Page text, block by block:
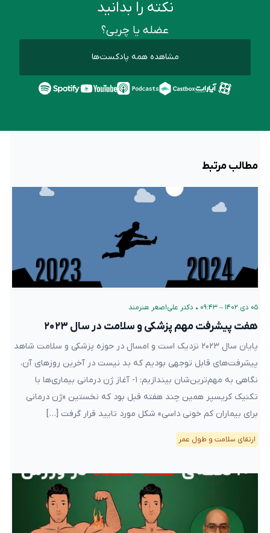
نکته را بدانید
عضله یا چربی؟
مشاهده همه پادکست‌ها
مطالب مرتبط
۰۵ دی ۱۴۰۲ – ۰۹:۴۳ • دکتر علی‌اصغر هنرمند
هفت پیشرفت مهم پزشکی و سلامت در سال ۲۰۲۳
پایان سال ۲۰۲۳ نزدیک است و امسال در حوزه پزشکی و سلامت شاهد
پیشرفت‌های قابل توجهی بودیم که بد نیست در آخرین روزهای آن،
نگاهی به مهم‌ترین‌شان بیندازیم: ۱- آغاز ژن درمانی بیماری‌ها با
تکنیک کریسپر همین چند هفته قبل بود که نخستین «ژن درمانی
برای بیماران کم خونی داسی» شکل مورد تایید قرار گرفت […]
ارتقای سلامت و طول عمر